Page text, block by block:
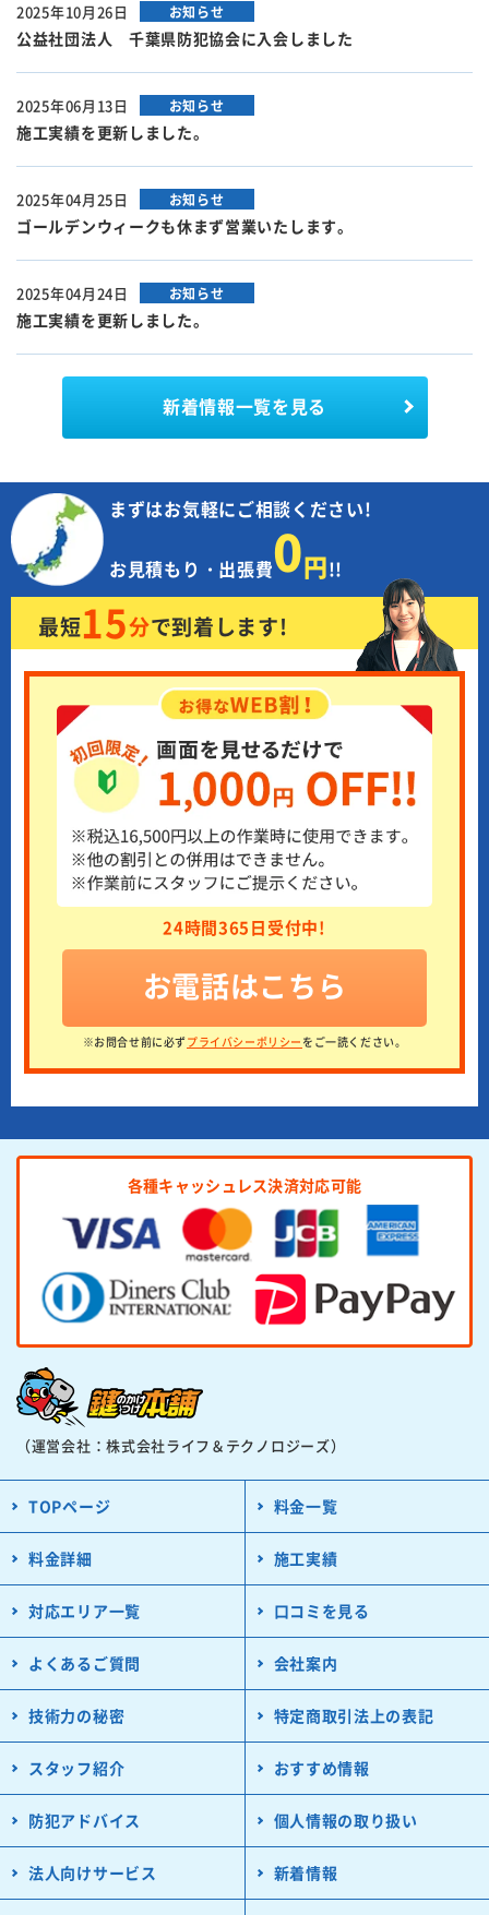
2025年10月26日 お知らせ
公益社団法人 千葉県防犯協会に入会しました
2025年06月13日 お知らせ
施工実績を更新しました。
2025年04月25日 お知らせ
ゴールデンウィークも休まず営業いたします。
2025年04月24日 お知らせ
施工実績を更新しました。
新着情報一覧を見る
まずはお気軽にご相談ください!
お見積もり・出張費0円!!
最短15分で到着します!
24時間365日受付中!
お電話はこちら
※お問合せ前に必ずプライバシーポリシー をご一読ください。
各種キャッシュレス決済対応可能
（運営会社：株式会社ライフ＆テクノロジーズ）
TOPページ 料金一覧
料金詳細 施工実績
対応エリア一覧 口コミを見る
よくあるご質問 会社案内
技術力の秘密 特定商取引法上の表記
スタッフ紹介 おすすめ情報
防犯アドバイス 個人情報の取り扱い
法人向けサービス 新着情報